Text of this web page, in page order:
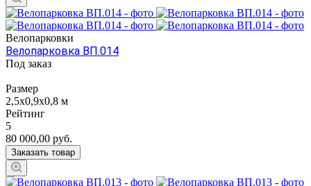
Велопарковки
Велопарковка ВП.014
Под заказ
Размер
2,5х0,9х0,8 м
Рейтинг
5
80 000,00 руб.
Заказать товар